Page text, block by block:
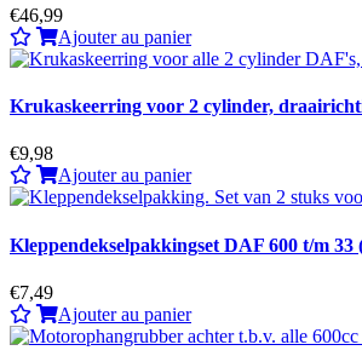
€46,99
Ajouter au panier
Krukaskeerring voor 2 cylinder,
€9,98
Ajouter au panier
Kleppendekselpakkingset DAF 600 t/m 33
€7,49
Ajouter au panier